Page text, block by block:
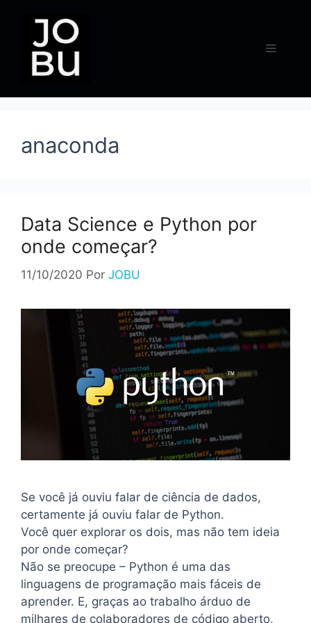
conteúdo
Menu
anaconda
Data Science e Python por
onde começar?
11/10/2020 Por JOBU
Se você já ouviu falar de ciência de dados,
certamente já ouviu falar de Python.
Você quer explorar os dois, mas não tem ideia
por onde começar?
Não se preocupe – Python é uma das
linguagens de programação mais fáceis de
aprender. E, graças ao trabalho árduo de
milhares de colaboradores de código aberto,